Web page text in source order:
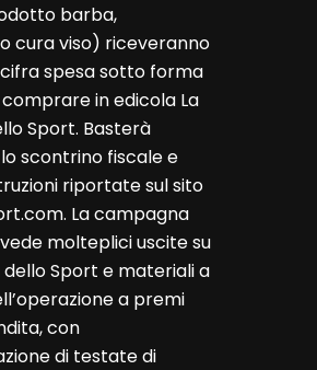
barba,
cura viso) riceveranno
cifra spesa sotto forma
in edicola La
Sport. Basterà
scontrino fiscale e
riportate sul sito
La campagna
molteplici uscite su
dello Sport e materiali a
a premi
con
di testate di